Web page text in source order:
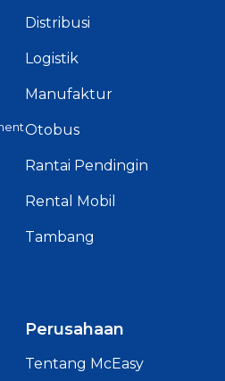
Distribusi
Logistik
Manufaktur
Otobus
Rantai Pendingin
Rental Mobil
Tambang
Perusahaan
Tentang McEasy